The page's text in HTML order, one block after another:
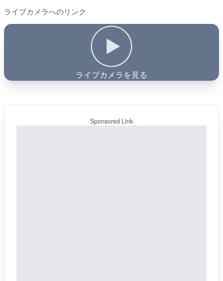
ライブカメラへのリンク
ライブカメラを見る
Sponsored Link